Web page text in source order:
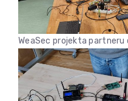
WeaSec projekta partneru